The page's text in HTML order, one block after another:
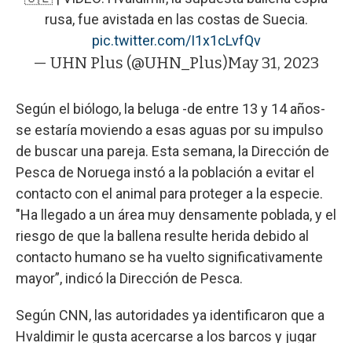
rusa, fue avistada en las costas de Suecia.
pic.twitter.com/I1x1cLvfQv
— UHN Plus (@UHN_Plus)May 31, 2023
Según el biólogo, la beluga -de entre 13 y 14 años-
se estaría moviendo a esas aguas por su impulso
de buscar una pareja. Esta semana, la Dirección de
Pesca de Noruega instó a la población a evitar el
contacto con el animal para proteger a la especie.
"Ha llegado a un área muy densamente poblada, y el
riesgo de que la ballena resulte herida debido al
contacto humano se ha vuelto significativamente
mayor”, indicó la Dirección de Pesca.
Según CNN, las autoridades ya identificaron que a
Hvaldimir le gusta acercarse a los barcos y jugar